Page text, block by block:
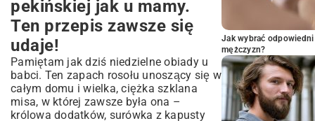
pekińskiej jak u mamy.
Ten przepis zawsze się
udaje!
Pamiętam jak dziś niedzielne obiady u
babci. Ten zapach rosołu unoszący się w
całym domu i wielka, ciężka szklana
misa, w której zawsze była ona –
królowa dodatków, surówka z kapusty
Jak wybrać
mężczyzn?